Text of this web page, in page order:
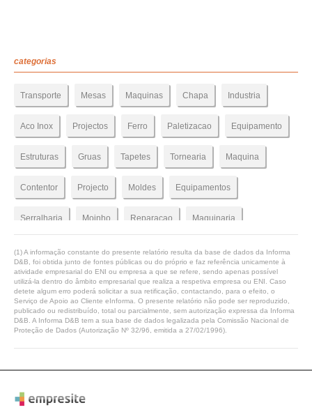
categorias
Transporte Mesas Maquinas Chapa Industria
Aco Inox Projectos Ferro Paletizacao Equipamento
Estruturas Gruas Tapetes Tornearia Maquina
Contentor Projecto Moldes Equipamentos
Serralharia Moinho Reparacao Maquinaria
Vila Do Conde Metalomecanica Quinagem Contentores
Tela Valvula Estrutura Mecanica Serralharias
Tapete Molde Cortica Rolhas Reparacoes Torno
Valvulas Agitadores Rolha Moinhos Bobine
Tremonhas Movimentacao
(1) A informação constante do presente relatório resulta da base de dados da Informa
D&B, foi obtida junto de fontes públicas ou do próprio e faz referência unicamente à
atividade empresarial do ENI ou empresa a que se refere, sendo apenas possível
utilizá-la dentro do âmbito empresarial que realiza a respetiva empresa ou ENI. Caso
detete algum erro poderá solicitar a sua retificação, contactando, para o efeito, o
Serviço de Apoio ao Cliente eInforma. O presente relatório não pode ser reproduzido,
publicado ou redistribuído, total ou parcialmente, sem autorização expressa da Informa
D&B. A Informa D&B tem a sua base de dados legalizada pela Comissão Nacional de
Proteção de Dados (Autorização Nº 32/96, emitida a 27/02/1996).